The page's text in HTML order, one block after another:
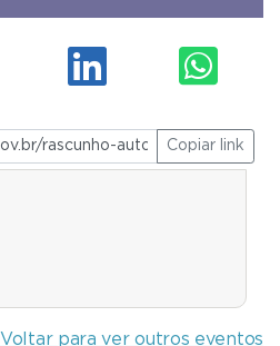
Copiar link
Voltar para ver outros eventos